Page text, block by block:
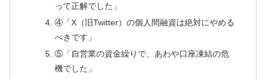
って正解でした」
④「X（旧Twitter）の個人間融資は絶対にやめる
べきです」
⑤「自営業の資金繰りで、あわや口座凍結の危
機でした」